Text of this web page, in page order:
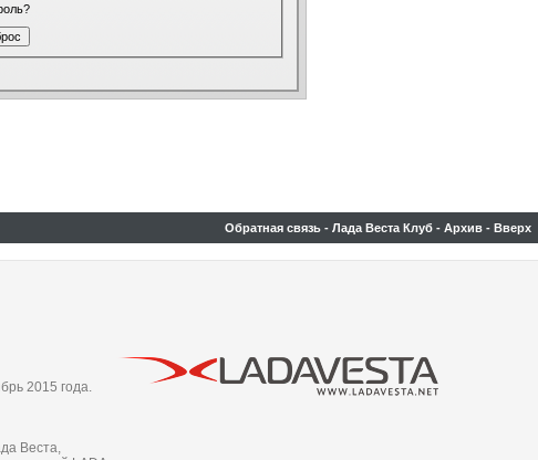
Обратная связь - Лада Веста Клуб - Архив - Вверх
2015 года.
Веста,